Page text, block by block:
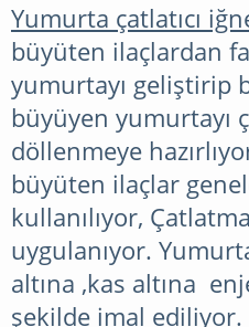
Yumurta çatlatıcı
büyüten ilaçlardan
yumurtayı geliştirip
büyüyen yumurtayı
döllenmeye
büyüten ilaçlar
kullanılıyor,
uygulanıyor.
altına ,kas altına
şekilde imal ediliyor.